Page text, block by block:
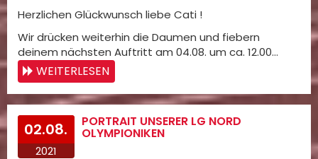
Herzlichen Glückwunsch liebe Cati !
Wir drücken weiterhin die Daumen und fiebern
deinem nächsten Auftritt am 04.08. um ca. 12.00…
WEITERLESEN
02.08.
2021
PORTRAIT UNSERER LG NORD
OLYMPIONIKEN